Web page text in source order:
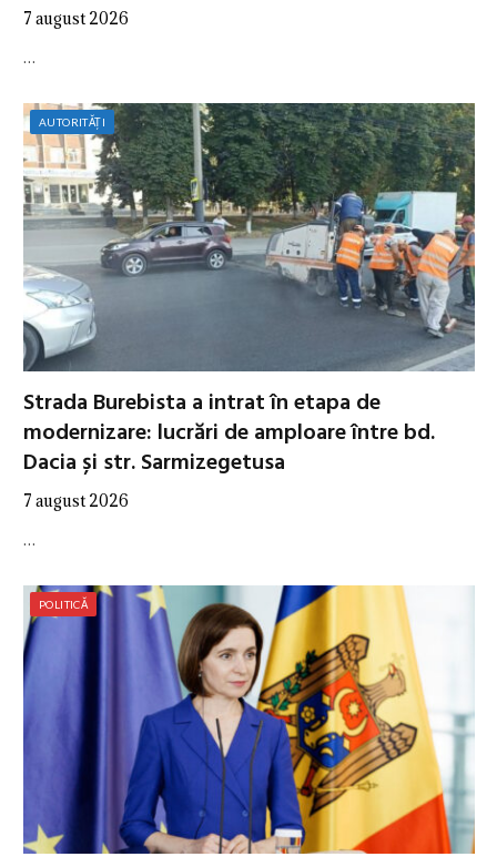
7 august 2026
…
AUTORITĂȚI
Strada Burebista a intrat în etapa de
modernizare: lucrări de amploare între bd.
Dacia și str. Sarmizegetusa
7 august 2026
…
POLITICĂ